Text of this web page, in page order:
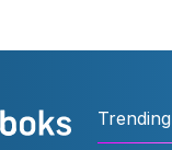
Trending